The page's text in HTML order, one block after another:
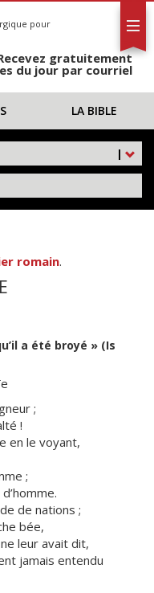
pour
gratuitement
du jour par courriel
LA BIBLE
|
romain.
a été broyé » (Is
;
!
en le voyant,
;
de nations ;
bée,
leur avait dit,
jamais entendu